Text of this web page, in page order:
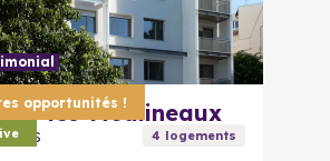
opportunités !
les-Moulineaux
Arts 4 logements